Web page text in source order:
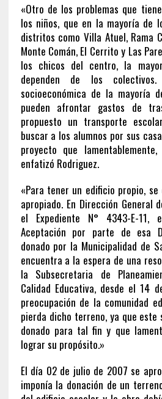
«Otro de los problemas que
los niños, que en la mayoría de
distritos como Villa Atuel, Rama
Monte Comán, El Cerrito y Las
los chicos del centro, la
dependen de los
socioeconómica de la mayoría
pueden afrontar gastos de
propuesto un transporte
buscar a los alumnos por sus
proyecto que
enfatizó Rodriguez.
«Para tener un edificio propio,
apropiado. En Dirección General
el Expediente N° 4343-E-
Aceptación por parte de esa
donado por la Municipalidad de
encuentra a la espera de una
la Subsecretaria de
Calidad Educativa, desde el 14
preocupación de la comunidad
pierda dicho terreno, ya que
donado para tal fin y que
lograr su propósito.»
El día 02 de julio de 2007 se
imponía la donación de un